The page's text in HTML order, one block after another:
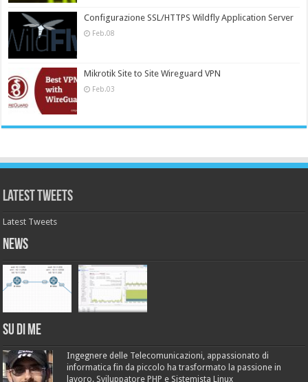
Configurazione SSL/HTTPS Wildfly Application Server
Feb.08
Mikrotik Site to Site Wireguard VPN
Feb.03
Latest Tweets
Latest Tweets
News
Su di me
Ingegnere delle Telecomunicazioni, appassionato di
informatica fin da piccolo ha trasformato la passione in
lavoro. Sviluppatore PHP e Sistemista Linux